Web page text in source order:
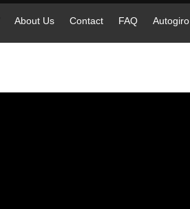
About Us Contact FAQ Autogiro